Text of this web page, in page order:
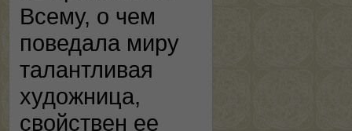
Всему, о чем
поведала миру
талантливая
художница,
свойствен ее